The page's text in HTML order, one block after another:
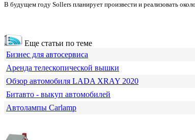
В будущем году Sollers планирует произвести и реализовать
Еще статьи по теме
Бизнес для автосервиса
Аренда телескопической вышки
Обзор автомобиля LADA XRAY 2020
Битавто - выкуп автомобилей
Автолампы Carlamp